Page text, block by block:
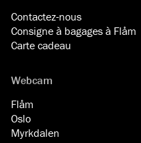
Contactez-nous
Consigne à bagages à Flåm
Carte cadeau
Webcam
Flåm
Oslo
Myrkdalen